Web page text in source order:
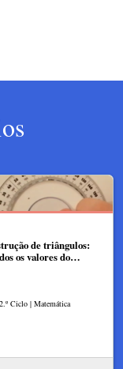
de triângulos:
os valores do…
2.º Ciclo | Matemática